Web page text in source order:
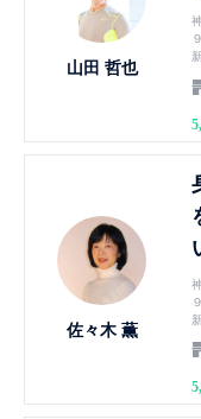
山田 哲也
佐々木 薫